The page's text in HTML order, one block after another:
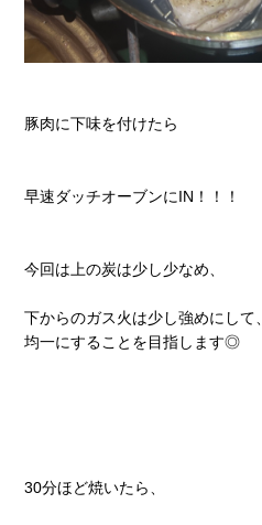
豚肉に下味を付けたら
早速ダッチオーブンにIN！！！
今回は上の炭は少し少なめ、
下からのガス火は少し強めにし
均一にすることを目指します◎
30分ほど焼いたら、